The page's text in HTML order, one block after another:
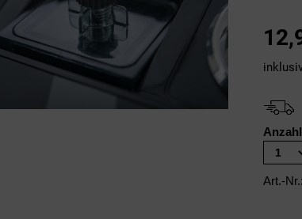
Anzahl
Art.-